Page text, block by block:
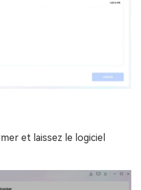
et laissez le logiciel